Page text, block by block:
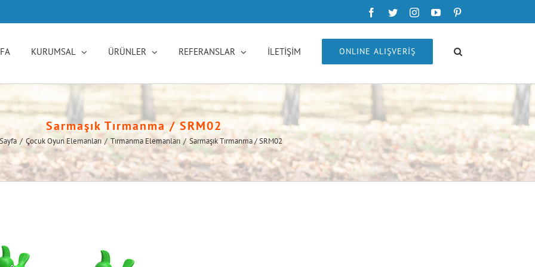
Facebook
TwitterInstagramYouTube
KURUMSAL ÜRÜNLER REFERANSLAR İLETİŞİM ONLINE ALIŞVERİŞ
Sarmaşık Tırmanma / SRM02
/ Çocuk Oyun Elemanları / Tırmanma Elemanları / Sarmaşık Tırmanma / SRM02